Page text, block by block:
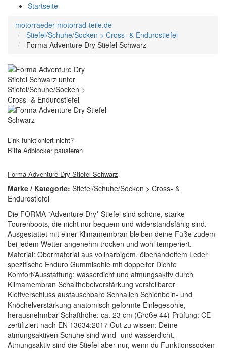
Startseite
motorraeder-motorrad-teile.de
Stiefel/Schuhe/Socken > Cross- & Endurostiefel
Forma Adventure Dry Stiefel Schwarz
Link funktioniert nicht?
Bitte Adblocker pausieren
Forma Adventure Dry Stiefel Schwarz
Marke / Kategorie: Stiefel/Schuhe/Socken > Cross- &
Endurostiefel
Die FORMA *Adventure Dry* Stiefel sind schöne, starke
Tourenboots, die nicht nur bequem und widerstandsfähig sind.
Ausgestattet mit einer Klimamembran bleiben deine Füße zudem
bei jedem Wetter angenehm trocken und wohl temperiert.
Material: Obermaterial aus vollnarbigem, ölbehandeltem Leder
spezifische Enduro Gummisohle mit doppelter Dichte
Komfort/Ausstattung: wasserdicht und atmungsaktiv durch
Klimamembran Schalthebelverstärkung verstellbarer
Klettverschluss austauschbare Schnallen Schienbein- und
Knöchelverstärkung anatomisch geformte Einlegesohle,
herausnehmbar Schafthöhe: ca. 23 cm (Größe 44) Prüfung: CE
zertifiziert nach EN 13634:2017 Gut zu wissen: Deine
atmungsaktiven Schuhe sind wind- und wasserdicht.
Atmungsaktiv sind die Stiefel aber nur, wenn du Funktionssocken